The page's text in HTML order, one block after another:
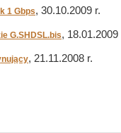
1 Gbps, 30.10.2009 r.
G.SHDSL.bis, 18.01.2009
, 21.11.2008 r.